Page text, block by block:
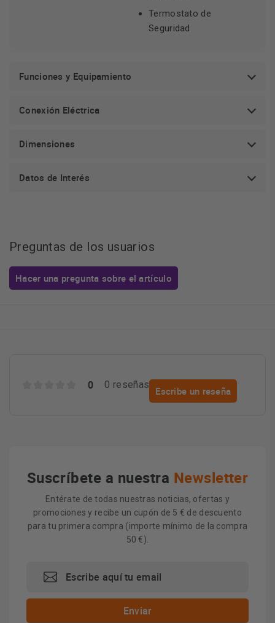
Termostato de
Seguridad
Funciones y Equipamiento
Conexión Eléctrica
Dimensiones
Datos de Interés
Preguntas de los usuarios
Hacer una pregunta sobre el artículo
0 0 reseñas
Escribe un reseña
Suscríbete a nuestra Newsletter
Entérate de todas nuestras noticias, ofertas y
promociones y recibe un cupón de 5 € de descuento
para tu primera compra (importe mínimo de la compra
50 €).